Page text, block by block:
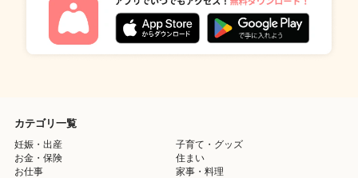
カテゴリ一覧
妊娠・出産
子育て・グッズ
お金・保険
住まい
お仕事
家事・料理